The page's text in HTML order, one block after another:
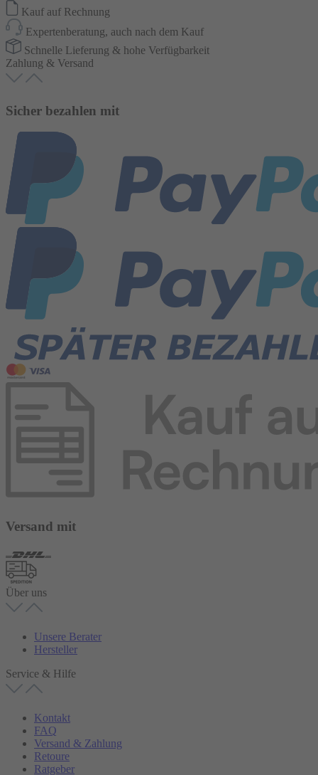
Kauf auf Rechnung
Expertenberatung, auch nach dem Kauf
Schnelle Lieferung & hohe Verfügbarkeit
Zahlung & Versand
Sicher bezahlen mit
Versand mit
Über uns
Unsere Berater
Hersteller
Service & Hilfe
Kontakt
FAQ
Versand & Zahlung
Retoure
Ratgeber